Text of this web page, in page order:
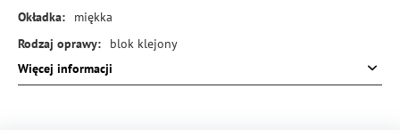
Okładka:
miękka
Rodzaj oprawy:
blok klejony
ISBN:
978-83-8104-870-5
Więcej informacji